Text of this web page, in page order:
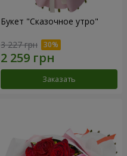
Букет "Сказочное утро"
3 227 грн
Заказать